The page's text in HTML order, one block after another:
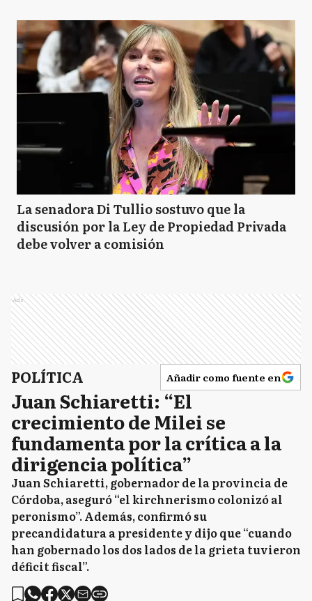
La senadora Di Tullio sostuvo que la
discusión por la Ley de Propiedad Privada
debe volver a comisión
Ads
POLÍTICA Añadir como fuente en
Juan Schiaretti: “El
crecimiento de Milei se
fundamenta por la crítica a la
dirigencia política”
Juan Schiaretti, gobernador de la provincia de
Córdoba, aseguró “el kirchnerismo colonizó al
peronismo”. Además, confirmó su
precandidatura a presidente y dijo que “cuando
han gobernado los dos lados de la grieta tuvieron
déficit fiscal”.